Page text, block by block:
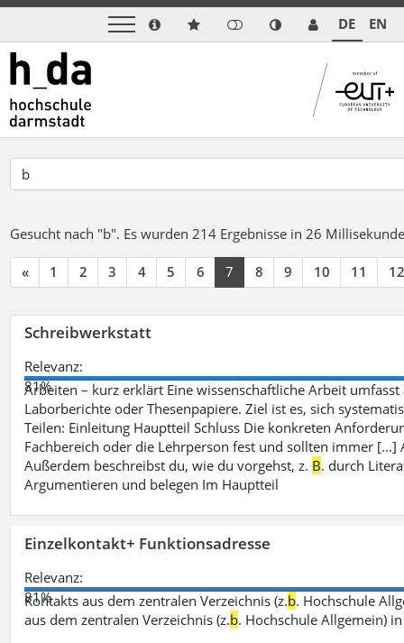
DE EN
Gesucht nach "b". Es wurden 214 Ergebnisse in 26
« 1 2 3 4 5 6 7 8 9 10 11 12
Schreibwerkstatt
Relevanz:
81%
Arbeiten – kurz erklärt Eine wissenschaftliche Arbeit
Laborberichte oder Thesenpapiere. Ziel ist es, sich
Teilen: Einleitung Hauptteil Schluss Die konkreten
Fachbereich oder die Lehrperson fest und sollten immer
Außerdem beschreibst du, wie du vorgehst, z. B. durch
Argumentieren und belegen Im Hauptteil
Einzelkontakt+ Funktionsadresse
Relevanz:
81%
Kontakts aus dem zentralen Verzeichnis (z.b. Hochschule
aus dem zentralen Verzeichnis (z.b. Hochschule Allgemein)